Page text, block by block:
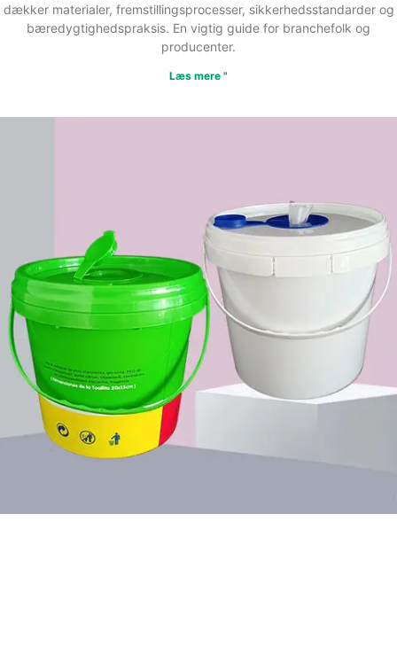
dækker materialer, fremstillingsprocesser, sikkerhedsstandarder og
bæredygtighedspraksis. En vigtig guide for branchefolk og
producenter.
Læs mere "